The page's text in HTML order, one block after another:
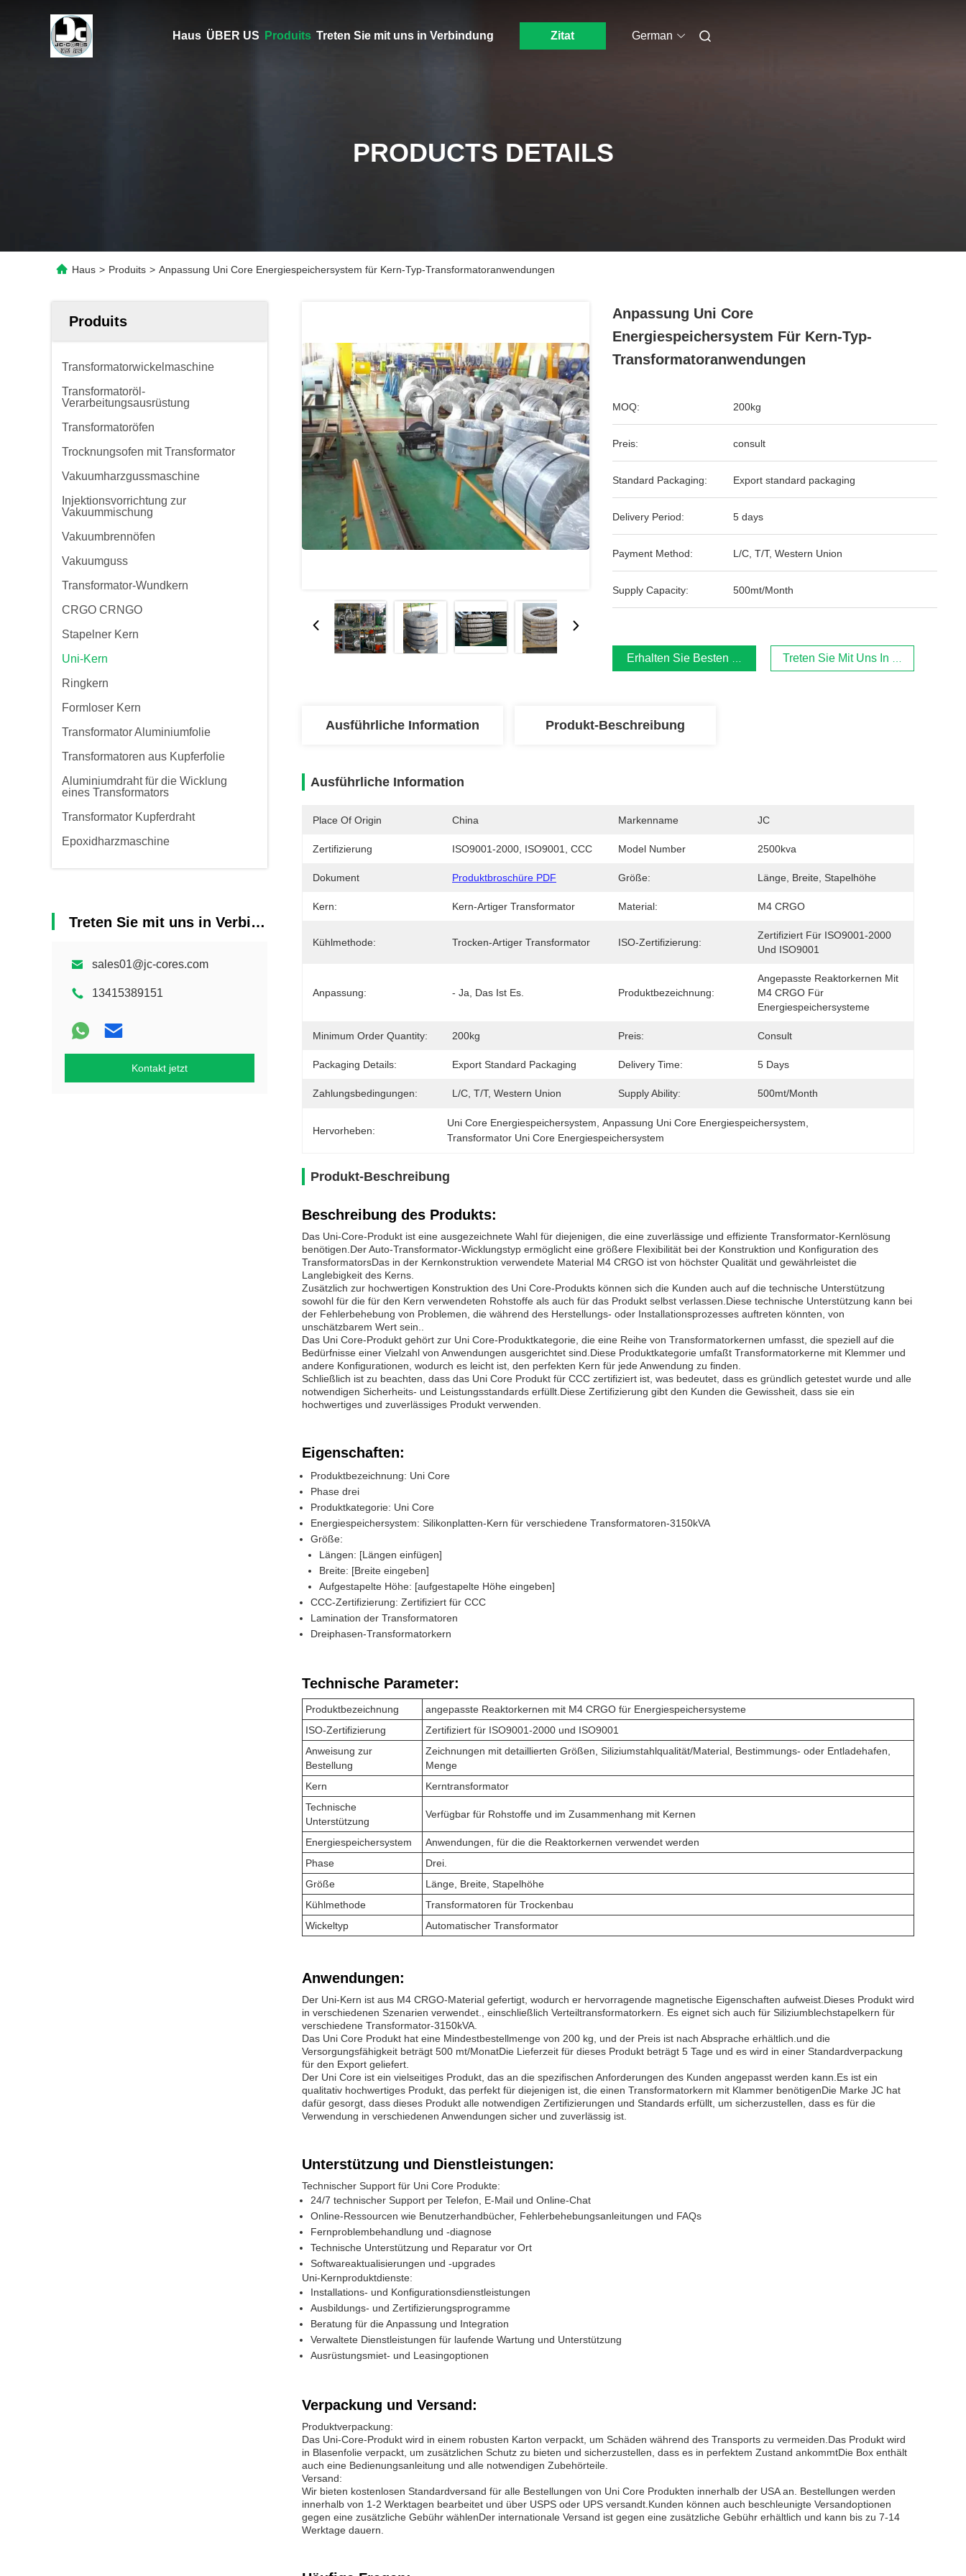
Haus ÜBER US Produits Treten Sie mit uns in Verbindung Zitat German
PRODUCTS DETAILS
Haus > Produits > Anpassung Uni Core Energiespeichersystem für Kern-Typ-Transformatoranwendungen
Produits
Transformatorwickelmaschine
Transformatoröl-
Verarbeitungsausrüstung
Transformatoröfen
Trocknungsofen mit Transformator
Vakuumharzgussmaschine
Injektionsvorrichtung zur
Vakuummischung
Vakuumbrennöfen
Vakuumguss
Transformator-Wundkern
CRGO CRNGO
Stapelner Kern
Uni-Kern
Ringkern
Formloser Kern
Transformator Aluminiumfolie
Transformatoren aus Kupferfolie
Aluminiumdraht für die Wicklung
eines Transformators
Transformator Kupferdraht
Epoxidharzmaschine
Treten Sie mit uns in Verbindung
sales01@jc-cores.com
13415389151
Kontakt jetzt
Anpassung Uni Core
Energiespeichersystem Für Kern-Typ-
Transformatoranwendungen
MOQ: 200kg
Preis: consult
Standard Packaging: Export standard packaging
Delivery Period: 5 days
Payment Method: L/C, T/T, Western Union
Supply Capacity: 500mt/Month
Erhalten Sie Besten Preis Treten Sie Mit Uns In Verbindung
Ausführliche Information Produkt-Beschreibung
Ausführliche Information
Place Of Origin China Markenname JC
Zertifizierung ISO9001-2000, ISO9001, CCC Model Number 2500kva
Dokument Produktbroschüre PDF Größe: Länge, Breite, Stapelhöhe
Kern: Kern-Artiger Transformator Material: M4 CRGO
Kühlmethode: Trocken-Artiger Transformator ISO-Zertifizierung:
Zertifiziert Für ISO9001-2000
Und ISO9001
Anpassung: - Ja, Das Ist Es. Produktbezeichnung:
Angepasste Reaktorkernen Mit
M4 CRGO Für
Energiespeichersysteme
Minimum Order Quantity: 200kg Preis: Consult
Packaging Details: Export Standard Packaging Delivery Time: 5 Days
Zahlungsbedingungen: L/C, T/T, Western Union Supply Ability: 500mt/Month
Hervorheben:
Uni Core Energiespeichersystem , Anpassung Uni Core Energiespeichersystem
Transformator Uni Core Energiespeichersystem
Produkt-Beschreibung
Beschreibung des Produkts:
Das Uni-Core-Produkt ist eine ausgezeichnete Wahl für diejenigen, die eine zuverlässige und effiziente Transformator-Kernlösung
benötigen.Der Auto-Transformator-Wicklungstyp ermöglicht eine größere Flexibilität bei der Konstruktion und Konfiguration des
TransformatorsDas in der Kernkonstruktion verwendete Material M4 CRGO ist von höchster Qualität und gewährleistet die
Langlebigkeit des Kerns.
Zusätzlich zur hochwertigen Konstruktion des Uni Core-Produkts können sich die Kunden auch auf die technische Unterstützung
sowohl für die für den Kern verwendeten Rohstoffe als auch für das Produkt selbst verlassen.Diese technische Unterstützung kann bei
der Fehlerbehebung von Problemen, die während des Herstellungs- oder Installationsprozesses auftreten könnten, von
unschätzbarem Wert sein..
Das Uni Core-Produkt gehört zur Uni Core-Produktkategorie, die eine Reihe von Transformatorkernen umfasst, die speziell auf die
Bedürfnisse einer Vielzahl von Anwendungen ausgerichtet sind.Diese Produktkategorie umfaßt Transformatorkerne mit Klemmer und
andere Konfigurationen, wodurch es leicht ist, den perfekten Kern für jede Anwendung zu finden.
Schließlich ist zu beachten, dass das Uni Core Produkt für CCC zertifiziert ist, was bedeutet, dass es gründlich getestet wurde und alle
notwendigen Sicherheits- und Leistungsstandards erfüllt.Diese Zertifizierung gibt den Kunden die Gewissheit, dass sie ein
hochwertiges und zuverlässiges Produkt verwenden.
Eigenschaften:
Produktbezeichnung: Uni Core
Phase drei
Produktkategorie: Uni Core
Energiespeichersystem: Silikonplatten-Kern für verschiedene Transformatoren-3150kVA
Größe:
Längen: [Längen einfügen]
Breite: [Breite eingeben]
Aufgestapelte Höhe: [aufgestapelte Höhe eingeben]
CCC-Zertifizierung: Zertifiziert für CCC
Lamination der Transformatoren
Dreiphasen-Transformatorkern
Technische Parameter:
Produktbezeichnung
angepasste Reaktorkernen mit M4 CRGO für Energiespeichersysteme
ISO-Zertifizierung
Zertifiziert für ISO9001-2000 und ISO9001
Anweisung zur
Bestellung
Zeichnungen mit detaillierten Größen, Siliziumstahlqualität/Material, Bestimmungs- oder Entladehafen,
Menge
Kern
Kerntransformator
Technische
Unterstützung
Verfügbar für Rohstoffe und im Zusammenhang mit Kernen
Energiespeichersystem
Anwendungen, für die die Reaktorkernen verwendet werden
Phase
Drei.
Größe
Länge, Breite, Stapelhöhe
Kühlmethode
Transformatoren für Trockenbau
Wickeltyp
Automatischer Transformator
Anwendungen:
Der Uni-Kern ist aus M4 CRGO-Material gefertigt, wodurch er hervorragende magnetische Eigenschaften aufweist.Dieses Produkt wird
in verschiedenen Szenarien verwendet., einschließlich Verteiltransformatorkern. Es eignet sich auch für Siliziumblechstapelkern für
verschiedene Transformator-3150kVA.
Das Uni Core Produkt hat eine Mindestbestellmenge von 200 kg, und der Preis ist nach Absprache erhältlich.und die
Versorgungsfähigkeit beträgt 500 mt/MonatDie Lieferzeit für dieses Produkt beträgt 5 Tage und es wird in einer Standardverpackung
für den Export geliefert.
Der Uni Core ist ein vielseitiges Produkt, das an die spezifischen Anforderungen des Kunden angepasst werden kann.Es ist ein
qualitativ hochwertiges Produkt, das perfekt für diejenigen ist, die einen Transformatorkern mit Klammer benötigenDie Marke JC hat
dafür gesorgt, dass dieses Produkt alle notwendigen Zertifizierungen und Standards erfüllt, um sicherzustellen, dass es für die
Verwendung in verschiedenen Anwendungen sicher und zuverlässig ist.
Unterstützung und Dienstleistungen:
Technischer Support für Uni Core Produkte:
24/7 technischer Support per Telefon, E-Mail und Online-Chat
Online-Ressourcen wie Benutzerhandbücher, Fehlerbehebungsanleitungen und FAQs
Fernproblembehandlung und -diagnose
Technische Unterstützung und Reparatur vor Ort
Softwareaktualisierungen und -upgrades
Uni-Kernproduktdienste:
Installations- und Konfigurationsdienstleistungen
Ausbildungs- und Zertifizierungsprogramme
Beratung für die Anpassung und Integration
Verwaltete Dienstleistungen für laufende Wartung und Unterstützung
Ausrüstungsmiet- und Leasingoptionen
Verpackung und Versand:
Produktverpackung:
Das Uni-Core-Produkt wird in einem robusten Karton verpackt, um Schäden während des Transports zu vermeiden.Das Produkt wird
in Blasenfolie verpackt, um zusätzlichen Schutz zu bieten und sicherzustellen, dass es in perfektem Zustand ankommtDie Box enthält
auch eine Bedienungsanleitung und alle notwendigen Zubehörteile.
Versand:
Wir bieten kostenlosen Standardversand für alle Bestellungen von Uni Core Produkten innerhalb der USA an. Bestellungen werden
innerhalb von 1-2 Werktagen bearbeitet und über USPS oder UPS versandt.Kunden können auch beschleunigte Versandoptionen
gegen eine zusätzliche Gebühr wählenDer internationale Versand ist gegen eine zusätzliche Gebühr erhältlich und kann bis zu 7-14
Werktage dauern.